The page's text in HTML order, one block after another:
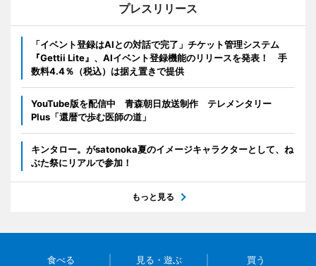
プレスリリース
「イベント登録はAIとの対話で完了」チケット管理システム
『Gettii Lite』、AIイベント登録機能のリリースを発表！ 手
数料4.4％（税込）は据え置きで提供
YouTube版を配信中 青森朝日放送制作 テレメンタリー
Plus「還暦で歩む医師の道」
キンタロー。がsatonoka夏のイメージキャラクターとして、ね
ぶた祭にリアルで参加！
もっと見る
食べる 見る・遊ぶ 買う